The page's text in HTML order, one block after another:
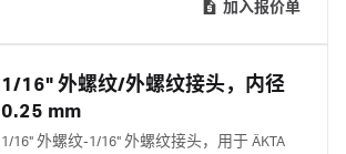
加入报价单
1/16" 外螺纹/外螺纹接头，内径
0.25 mm
1/16" 外螺纹-1/16" 外螺纹接头，用于 ÄKTA